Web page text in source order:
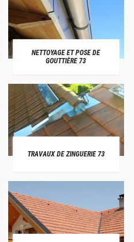
NETTOYAGE ET POSE DE
GOUTTIÈRE 73
TRAVAUX DE ZINGUERIE 73